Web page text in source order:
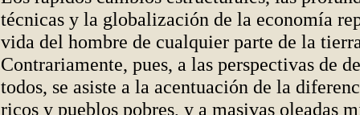
técnicas y la globalización de la economía
vida del hombre de cualquier parte de la
Contrariamente, pues, a las perspectivas de
todos, se asiste a la acentuación de la
ricos y pueblos pobres, y a masivas oleadas